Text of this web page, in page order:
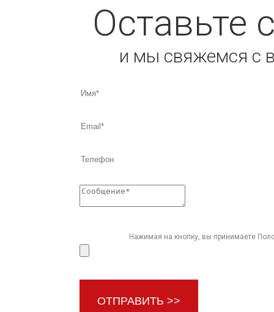
Оставьте
и мы свяжемся с
Нажимая на кнопку, вы принимаете
ОТПРАВИТЬ >>